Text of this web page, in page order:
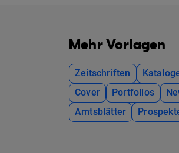
Mehr Vorlagen
Zeitschriften
Cover
Portfolios
Amtsblätter